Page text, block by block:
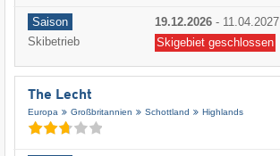
Saison 19.12.2026 - 11.04.2027
Skibetrieb
Skigebiet geschlossen
The Lecht
Europa Großbritannien Schottland Highlands